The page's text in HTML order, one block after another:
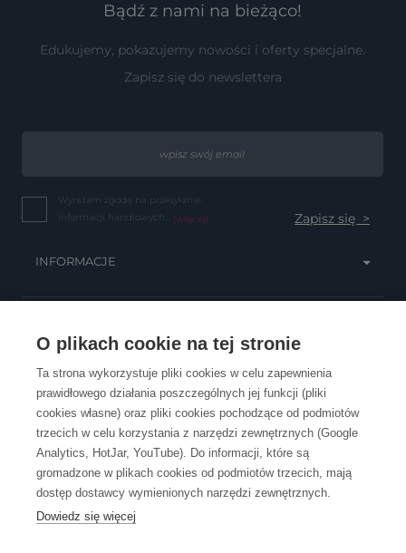
O plikach cookie na tej stronie
Ta strona wykorzystuje pliki cookies w celu zapewnienia
prawidłowego działania poszczególnych jej funkcji (pliki
cookies własne) oraz pliki cookies pochodzące od podmiotów
trzecich w celu korzystania z narzędzi zewnętrznych (Google
Analytics, HotJar, YouTube). Do informacji, które są
gromadzone w plikach cookies od podmiotów trzecich, mają
dostęp dostawcy wymienionych narzędzi zewnętrznych.
Dowiedz się więcej
Bądź z nami na bieżąco!
Edukujemy, pokazujemy nowości i oferty specjalne.
Zapisz się do newslettera
Wyrażam zgodę na przesyłanie
informacji handlowych... (więcej)
INFORMACJE
OBSŁUGA KLIENTA
KONTAKT